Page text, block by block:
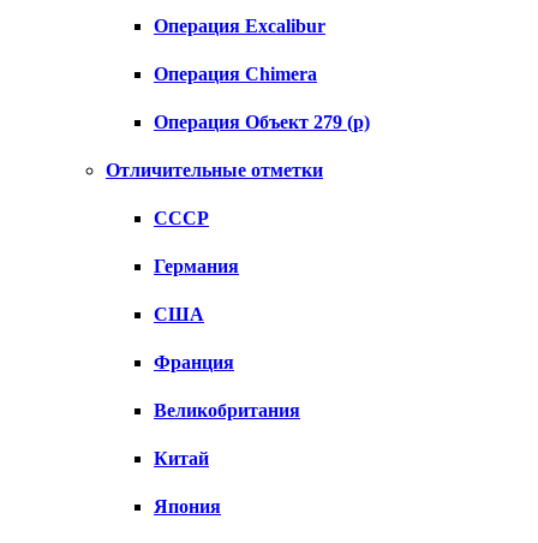
Операция Excalibur
Операция Chimera
Операция Объект 279 (р)
Отличительные отметки
СССР
Германия
США
Франция
Великобритания
Китай
Япония